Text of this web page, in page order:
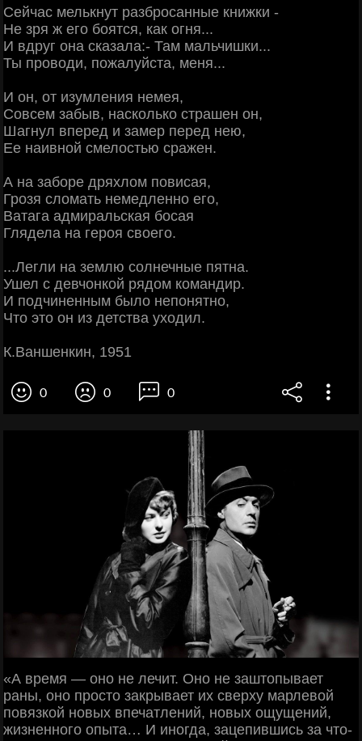
Сейчас мелькнут разбросанные книжки -
Не зря ж его боятся, как огня...
И вдруг она сказала:- Там мальчишки...
Ты проводи, пожалуйста, меня...
И он, от изумления немея,
Совсем забыв, насколько страшен он,
Шагнул вперед и замер перед нею,
Ее наивной смелостью сражен.
А на заборе дряхлом повисая,
Грозя сломать немедленно его,
Ватага адмиральская босая
Глядела на героя своего.
...Легли на землю солнечные пятна.
Ушел с девчонкой рядом командир.
И подчиненным было непонятно,
Что это он из детства уходил.
К.Ваншенкин, 1951
0 0 0
«А время — оно не лечит. Оно не заштопывает
раны, оно просто закрывает их сверху марлевой
повязкой новых впечатлений, новых ощущений,
жизненного опыта… И иногда, зацепившись за что-